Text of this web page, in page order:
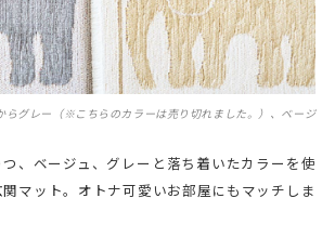
らグレー（※こちらのカラーは売り切れました。）、ベージ
、ベージュ、グレーと落ち着いたカラーを使
関マット。オトナ可愛いお部屋にもマッチしま